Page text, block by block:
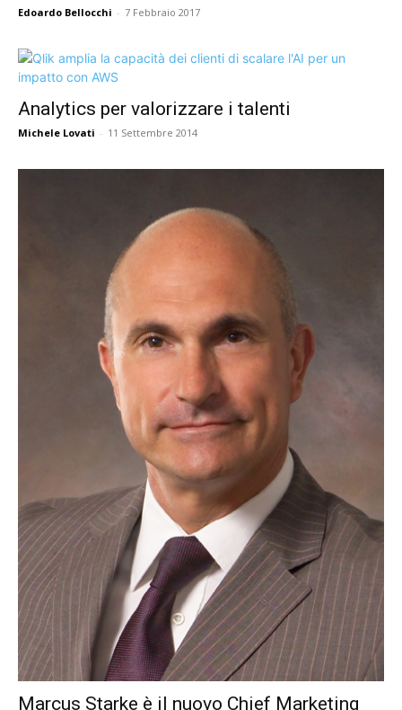
Edoardo Bellocchi - 7 Febbraio 2017
Analytics per valorizzare i talenti
Michele Lovati - 11 Settembre 2014
Marcus Starke è il nuovo Chief Marketing